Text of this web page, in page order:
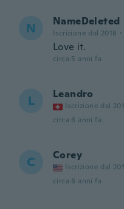
N NameDeleted
Iscrizione dal 2018 ·
Love it.
circa 5 anni fa
L Leandro
Iscrizione dal
circa 6 anni fa
C Corey
Iscrizione dal
circa 6 anni fa